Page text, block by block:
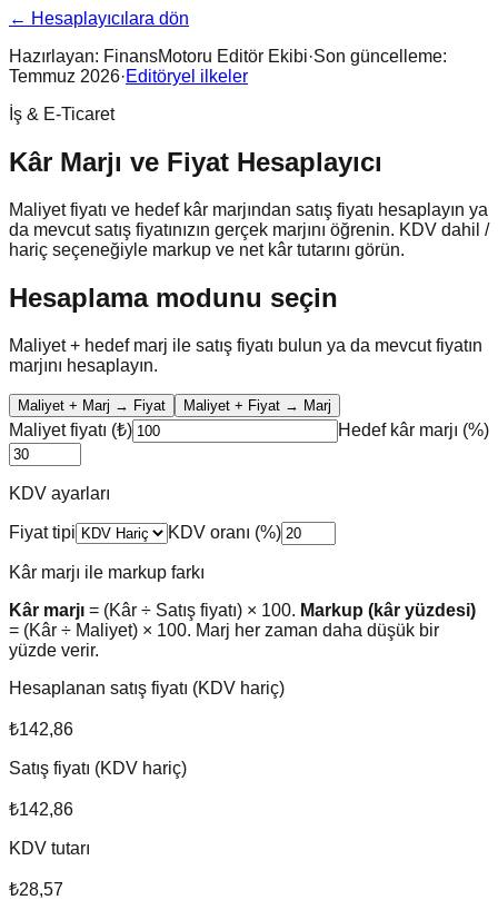
← Hesaplayıcılara dön
Hazırlayan: FinansMotoru Editör Ekibi·Son güncelleme:
Temmuz 2026·Editöryel ilkeler
İş & E-Ticaret
Kâr Marjı ve Fiyat Hesaplayıcı
Maliyet fiyatı ve hedef kâr marjından satış fiyatı hesaplayın ya
da mevcut satış fiyatınızın gerçek marjını öğrenin. KDV dahil /
hariç seçeneğiyle markup ve net kâr tutarını görün.
Hesaplama modunu seçin
Maliyet + hedef marj ile satış fiyatı bulun ya da mevcut fiyatın
marjını hesaplayın.
Maliyet + Marj → Fiyat Maliyet + Fiyat → Marj
Maliyet fiyatı (₺) Hedef kâr marjı (%)
KDV ayarları
Fiyat tipi KDV oranı (%)
Kâr marjı ile markup farkı
Kâr marjı = (Kâr ÷ Satış fiyatı) × 100. Markup (kâr yüzdesi)
= (Kâr ÷ Maliyet) × 100. Marj her zaman daha düşük bir
yüzde verir.
Hesaplanan satış fiyatı (KDV hariç)
₺142,86
Satış fiyatı (KDV hariç)
₺142,86
KDV tutarı
₺28,57